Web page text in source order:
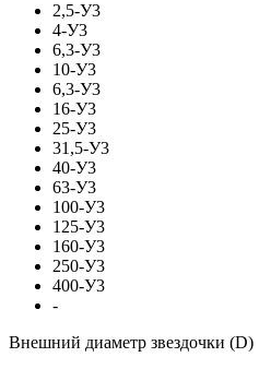
2,5-У3
4-У3
6,3-У3
10-У3
6,3-У3
16-У3
25-У3
31,5-У3
40-У3
63-У3
100-У3
125-У3
160-У3
250-У3
400-У3
-
Внешний диаметр звездочки (D)